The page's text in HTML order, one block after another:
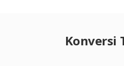
Konversi